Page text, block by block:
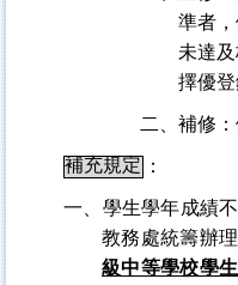
準者
未達
擇優登
二、補修
補充規定 ：
一、學生學年成績
教務處統籌辦
級中等學校學